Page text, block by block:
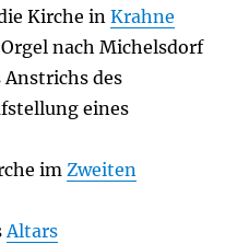
Kirche inKrahne
nach Michelsdorf
Anstrichs des
eines
im Zweiten
Altars